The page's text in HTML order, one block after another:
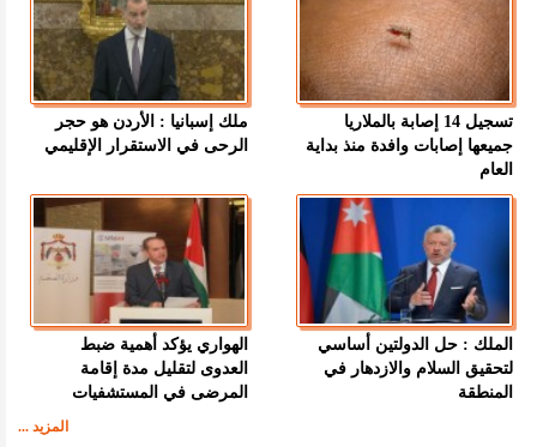
تسجيل 14 إصابة بالملاريا
جميعها إصابات وافدة منذ بداية
العام
ملك إسبانيا : الأردن هو حجر
الرحى في الاستقرار الإقليمي
الملك : حل الدولتين أساسي
لتحقيق السلام والازدهار في
المنطقة
الهواري يؤكد أهمية ضبط
العدوى لتقليل مدة إقامة
المرضى في المستشفيات
المزيد ...